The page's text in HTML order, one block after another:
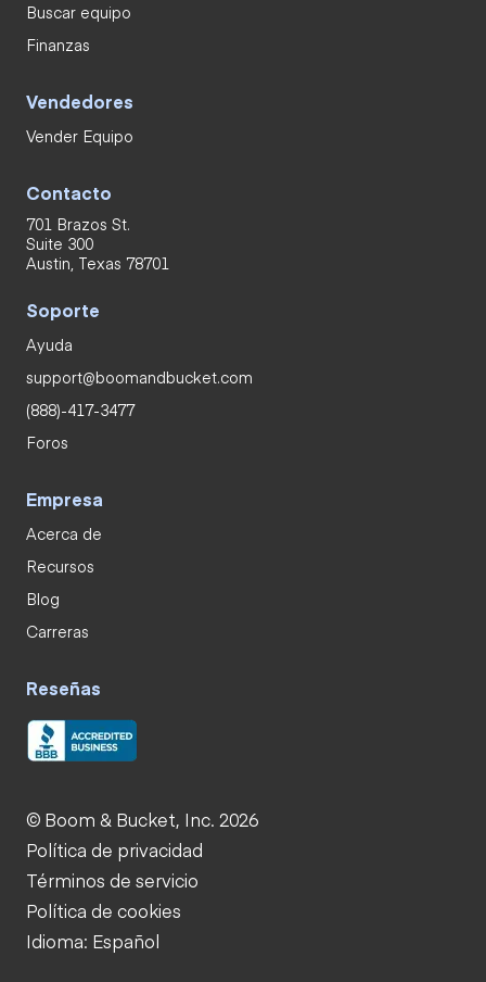
Buscar equipo
Finanzas
Vendedores
Vender Equipo
Contacto
701 Brazos St.
Suite 300
Austin, Texas 78701
Soporte
Ayuda
support@boomandbucket.com
(888)-417-3477
Foros
Empresa
Acerca de
Recursos
Blog
Carreras
Reseñas
© Boom & Bucket, Inc. 2026
Política de privacidad
Términos de servicio
Política de cookies
Idioma: Español